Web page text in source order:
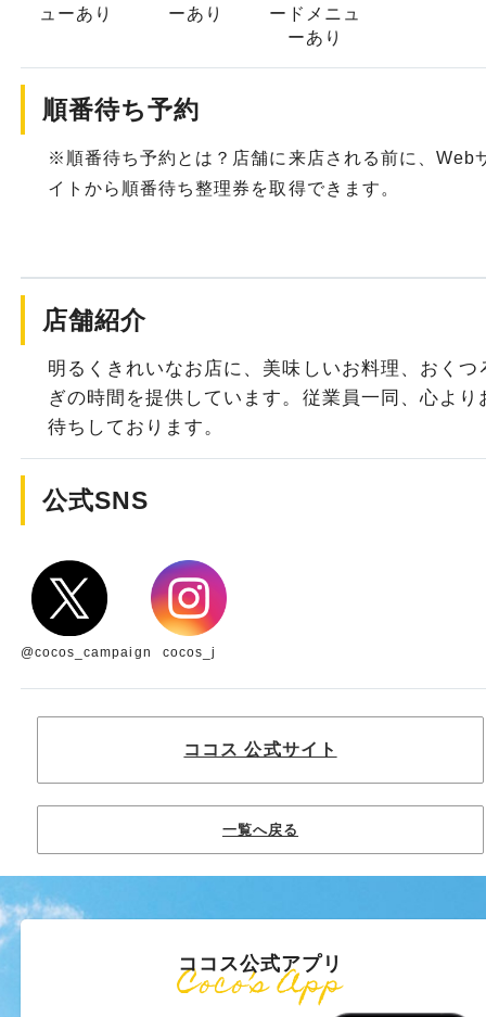
ューあり
ーあり
ード メニュ
ーあり
順番待ち予約
※順番待ち予約とは？店舗に来店される前に、Web
イトから順番待ち整理券を取得できます。
店舗紹介
明るくきれいなお店に、美味しいお料理、おくつ
ぎの時間を提供しています。従業員一同、心より
待ちしております。
公式SNS
@cocos_campaign cocos_j
ココス 公式サイト
一覧へ戻る
ココス公式アプリ
Coco’s App